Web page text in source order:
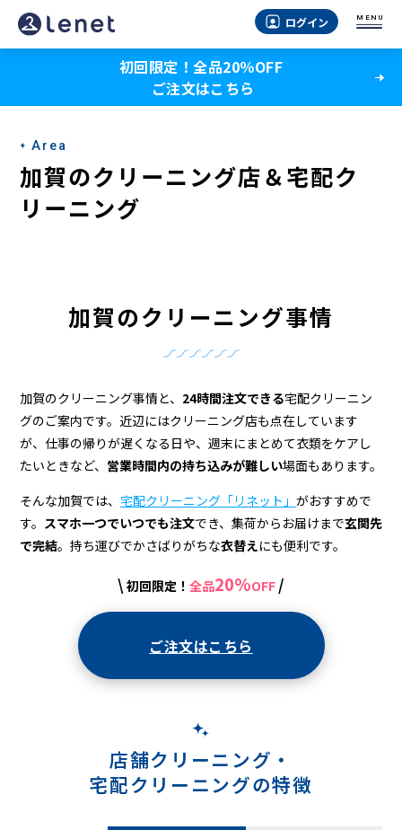
加
賀
ク
リ
ー
配
ク
リ
ー
ニ
ログイン MENU
初回限定！全品20％OFF
ご注文はこちら
Area
加賀のクリーニング店＆宅配ク
リーニング
加賀のクリーニング事情
加賀のクリーニング事情と、 24時間注文できる宅配クリーニン
グのご案内です。近辺にはクリーニング店も点在しています
が、仕事の帰りが遅くなる日や、週末にまとめて衣類をケアし
たいときなど、 営業時間内の持ち込みが難しい場面もあります。
そんな加賀では、 宅配クリーニング「リネット」 がおすすめで
す。 スマホ一つでいつでも注文でき、集荷からお届けまで玄関先
で完結。持ち運びでかさばりがちな衣替えにも便利です。
\ 初回限定！ 全品20%OFF /
ご注文はこちら
店舗クリーニング・
宅配クリーニングの特徴